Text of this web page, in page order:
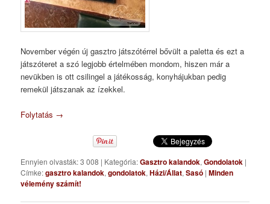
November végén új gasztro játszótérrel bővült a paletta és ezt a
játszóteret a szó legjobb értelmében mondom, hiszen már a
nevükben is ott csilingel a játékosság, konyhájukban pedig
remekül játszanak az ízekkel.
Folytatás →
Ennyien olvasták: 3 008 | Kategória:Gasztro kalandok,Gondolatok |
Címke:gasztro kalandok,gondolatok,Házi/Állat,Sasó |Minden
vélemény számít!